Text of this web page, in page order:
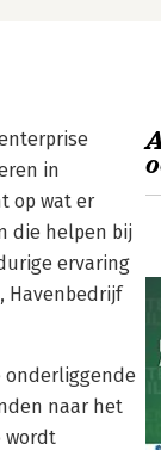
in
op wat er
die helpen bij
ervaring
Havenbedrijf
onderliggende
naar het
wordt